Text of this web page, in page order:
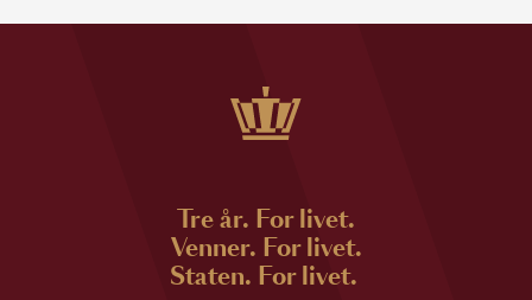
Tre år. For livet.
Venner. For livet.
Staten. For livet.